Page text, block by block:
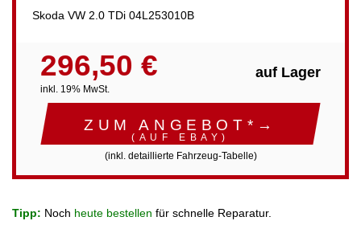
Skoda VW 2.0 TDi 04L253010B
296,50 €
inkl. 19% MwSt.
auf Lager
ZUM ANGEBOT*→
(AUF EBAY)
(inkl. detaillierte Fahrzeug-Tabelle)
Tipp: Noch heute bestellen für schnelle Reparatur.